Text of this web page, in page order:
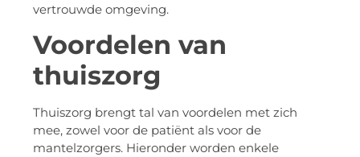
vertrouwde omgeving.
Voordelen van
thuiszorg
Thuiszorg brengt tal van voordelen met zich
mee, zowel voor de patiënt als voor de
mantelzorgers. Hieronder worden enkele